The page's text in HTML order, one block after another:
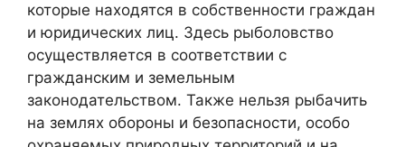
которые находятся в собственности граждан
и юридических лиц. Здесь рыболовство
осуществляется в соответствии с
гражданским и земельным
законодательством. Также нельзя рыбачить
на землях обороны и безопасности, особо